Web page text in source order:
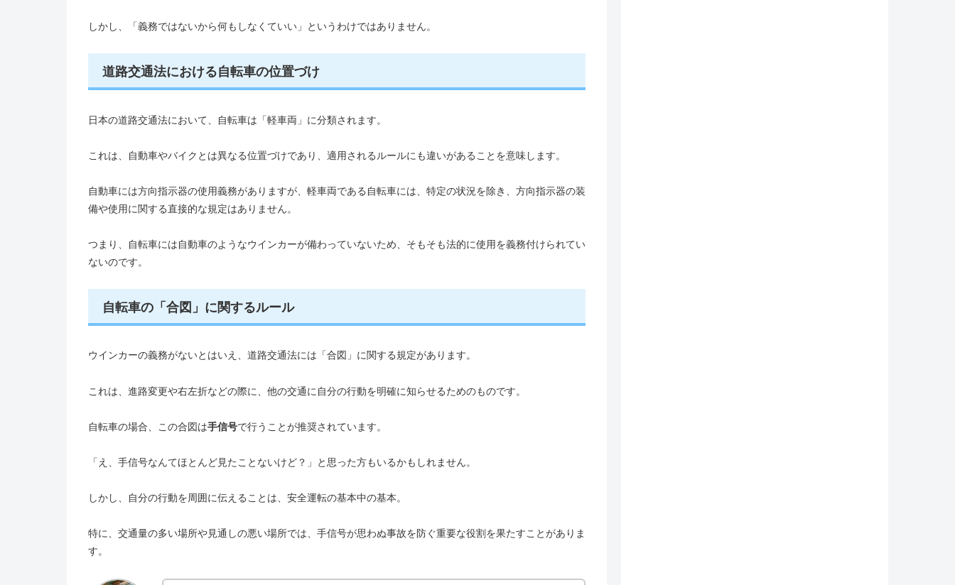
しかし、「義務ではないから何もしなくていい」というわけではありません。
道路交通法における自転車の位置づけ
日本の道路交通法において、自転車は「軽車両」に分類されます。
これは、自動車やバイクとは異なる位置づけであり、適用されるルールにも違いがあることを意味します。
自動車には方向指示器の使用義務がありますが、軽車両である自転車には、特定の状況を除き、方向指示器の装
備や使用に関する直接的な規定はありません。
つまり、自転車には自動車のようなウインカーが備わっていないため、そもそも法的に使用を義務付けられてい
ないのです。
自転車の「合図」に関するルール
ウインカーの義務がないとはいえ、道路交通法には「合図」に関する規定があります。
これは、進路変更や右左折などの際に、他の交通に自分の行動を明確に知らせるためのものです。
自転車の場合、この合図は手信号で行うことが推奨されています。
「え、手信号なんてほとんど見たことないけど？」と思った方もいるかもしれません。
しかし、自分の行動を周囲に伝えることは、安全運転の基本中の基本。
特に、交通量の多い場所や見通しの悪い場所では、手信号が思わぬ事故を防ぐ重要な役割を果たすことがありま
す。